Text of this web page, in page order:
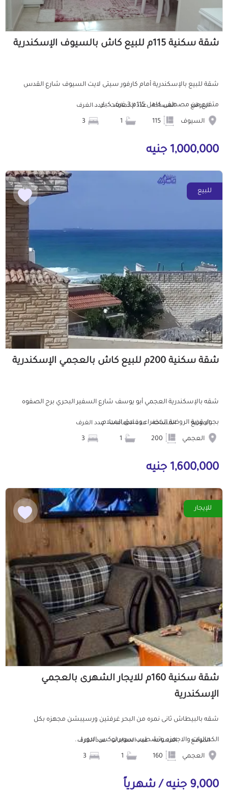
شقة سكنية 115م للبيع كاش بالسيوف الإسكندرية
شقة للبيع بالإسكندرية أمام كارفور سيتى لايت السيوف شارع القدس
متفرع من مصطفى كامل 115م 3 غرف كبار ...
الموقع
السيوف
المساحة عدد الحمامات عدد الغرف
1,000,000 جنيه
للبيع
شقة سكنية 200م للبيع كاش بالعجمي الإسكندرية
شقه بالإسكندرية العجمي أبو يوسف شارع السفير البحري برج الصفوه
بجوار قرية الروضة الخضراء وفندق السلام...
الموقع
العجمي
المساحة عدد الحمامات عدد الغرف
1,600,000 جنيه
للإيجار
شقة سكنية 160م للايجار الشهرى بالعجمي
الإسكندرية
شقه بالبيطاش ثانى نمره من البحر غرفتين ورسيبشن مجهزه بكل
الكماليات والاجهزه وتشطيب سوبر لوكس الدور ا...
الموقع
العجمي
المساحة عدد الحمامات عدد الغرف
9,000 جنيه / شهرياً